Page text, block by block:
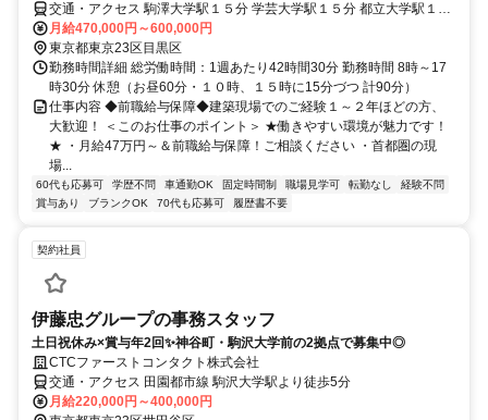
交通・アクセス 駒澤大学駅１５分 学芸大学駅１５分 都立大学駅１５
分
月給470,000円～600,000円
東京都東京23区目黒区
勤務時間詳細 総労働時間：1週あたり42時間30分 勤務時間 8時～17
時30分 休憩（お昼60分・１０時、１５時に15分づつ 計90分）
仕事内容 ◆前職給与保障◆建築現場でのご経験１～２年ほどの方、
大歓迎！ ＜このお仕事のポイント＞ ★働きやすい環境が魅力です！
★ ・月給47万円～＆前職給与保障！ご相談ください ・首都圏の現
場...
60代も応募可 学歴不問 車通勤OK 固定時間制 職場見学可 転勤なし
経験不問
賞与あり
ブランクOK 70代も応募可 履歴書不要
契約社員
伊藤忠グループの事務スタッフ
土日祝休み×賞与年2回✨神谷町・駒沢大学前の2拠点で募集中◎
CTCファーストコンタクト株式会社
交通・アクセス 田園都市線 駒沢大学駅より徒歩5分
月給220,000円～400,000円